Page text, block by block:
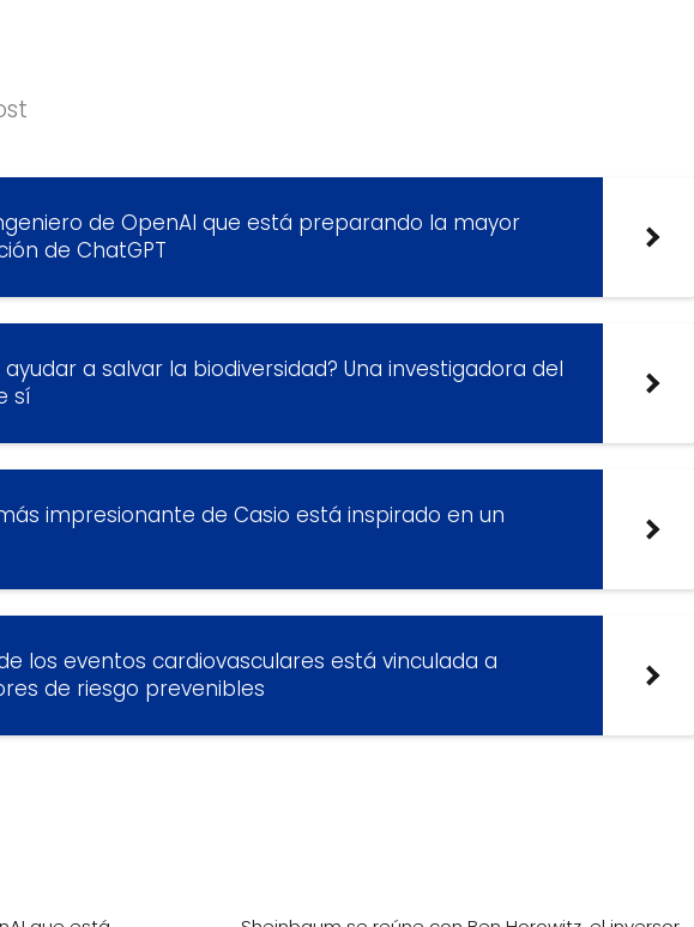
de OpenAI que está preparando la mayor
de ChatGPT
ayudar a salvar la biodiversidad? Una investigadora del
sí
impresionante de Casio está inspirado en un
los eventos cardiovasculares está vinculada a
de riesgo prevenibles